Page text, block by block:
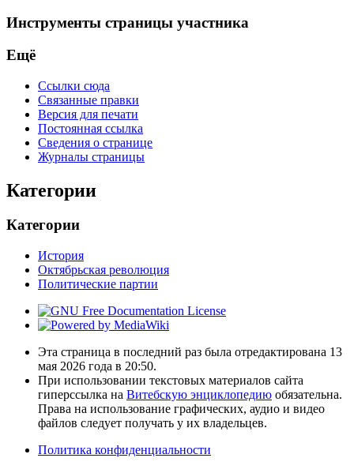
Инструменты страницы участника
Ещё
Ссылки сюда
Связанные правки
Версия для печати
Постоянная ссылка
Сведения о странице
Журналы страницы
Категории
Категории
История
Октябрьская революция
Политические партии
Эта страница в последний раз была отредактирована 13
мая 2026 года в 20:50.
При использовании текстовых материалов сайта
гиперссылка на Витебскую энциклопедию обязательна.
Права на использование графических, аудио и видео
файлов следует получать у их владельцев.
Политика конфиденциальности